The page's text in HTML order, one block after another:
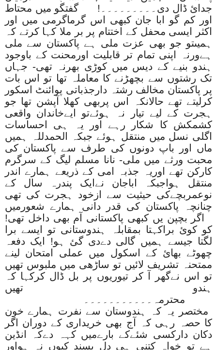
جدائ ڈال دی۔۔۔۔۔۔۔۔۔! گفتگو میں محتاط
اور کم گو ابا جان کبھی اس گرماگرمی میں اور
اکثر ایسی محفل کے اختتام پر بر ملا کہا کرتے کہ
ہمیںتو جو بھی عزت ملی ہے پاکستان سے ملی
ہےورنہ اپنی تمام تر قابلیت اورمحنت کے باوجود
ہندو بنیے کے دیس میں کوڑی بھرنہ تھی- جہاں
تک رشتوں سے بچھڑنے کا معاملہ تھا تو اس بات
پر پاکستان مخالف رشتہ دارجذباتی پوائنٹ اسکور
کرلیتے تھے حالانکہ اس پربھی کھلا آپشن تھا جو
ہجرت کے لیے تیار نہ ہوئےتو ایےخاندان واقعی
کشمکش کا شکار رہے اور یہ ہی احساسات
اگلی نسل میں منتقل ہوئے جبکہ الحمدللہ ہمیں
ماں اور باپ دونوں کی طرف سے پاکستان کی
محبت ورثے میں ملی- نانا مسلم لیگ کے سرگرم
کارکن تھے اوریہ جذبہ امی کے ذریعے ہمارے اندر
منتقل ہواجبکہ اباجان نےایک پندرہ سال کے
نوعمربچےکی حیثیت سے ازخود ہجرت کی تھی
چنانچہ پاکستان کی قدر دانی ہمارے شعورمیں
بھی داخل تھی! اگر بچپن یں کبھی پاکستانی آم
کو کوئ براکہتا بمقابلہ ہندوستانی تو ایسے برا
لگتا جیسے ہمیں گالی دےدی گئ ہو! ایک دفعہ
چھوٹے بھائ کے اسکول میں عملی امتحان لینے
ممتحنہ تشریف لائیں تو ساڑھی میں ملبوس تھیں
تو اس نےگھر آ کر تیوریوں پر بل ڈال کرکہا کہ
ہندو تھیں
محترمہ۔۔۔۔۔۔۔۔۔۔۔
مختصر یہ کہ ہندوستان سے نفرت ہمارے خون
کا حصہ رہی کہ آج بھی خریداری کے دوران اگر
دکان دارکسی شئےکے بارےمیں کہہ دےکہ انڈین
ہے تو خواہ کتنی ہی دل پسند کیوں نہ ہواور